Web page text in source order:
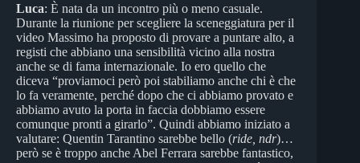
Luca: È nata da un incontro più o meno casuale.
Durante la riunione per scegliere la sceneggiatura per il
video Massimo ha proposto di provare a puntare alto, a
registi che abbiano una sensibilità vicino alla nostra
anche se di fama internazionale. Io ero quello che
diceva “proviamoci però poi stabiliamo anche chi è che
lo fa veramente, perché dopo che ci abbiamo provato e
abbiamo avuto la porta in faccia dobbiamo essere
comunque pronti a girarlo”. Quindi abbiamo iniziato a
valutare: Quentin Tarantino sarebbe bello (ride, ndr)…
però se è troppo anche Abel Ferrara sarebbe fantastico,